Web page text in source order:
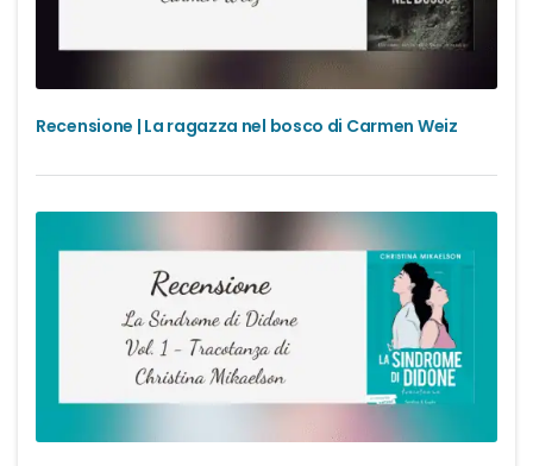
Recensione | La ragazza nel bosco di Carmen Weiz